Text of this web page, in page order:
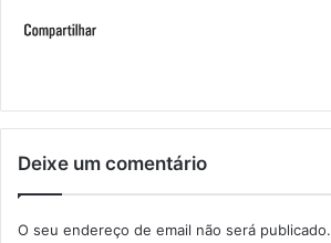
Deixe um comentário
O seu endereço de email não será publicado.